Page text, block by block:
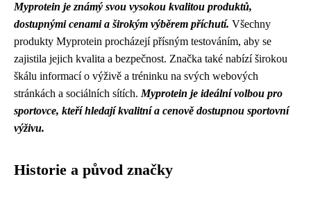
Myprotein je známý svou vysokou kvalitou produktů,
dostupnými cenami a širokým výběrem příchutí. Všechny
produkty Myprotein procházejí přísným testováním, aby se
zajistila jejich kvalita a bezpečnost. Značka také nabízí širokou
škálu informací o výživě a tréninku na svých webových
stránkách a sociálních sítích. Myprotein je ideální volbou pro
sportovce, kteří hledají kvalitní a cenově dostupnou sportovní
výživu.
Historie a původ značky